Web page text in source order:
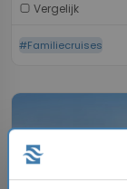
Vergelijk
#Familiecruises